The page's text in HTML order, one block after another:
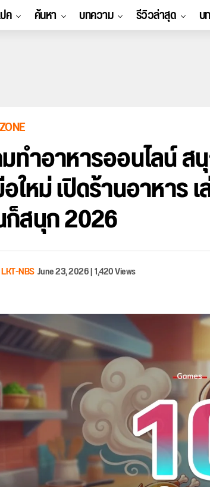
ค ค้นหา บทความ รีวิวล่าสุด บ
มทำอาหารออนไลน์ ส
ใหม่ เปิดร้านอาหาร
สนุก 2026
LKT-NBSJune 23, 2026|1,420 Views